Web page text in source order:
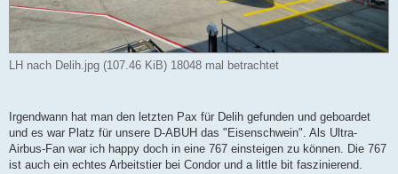
LH nach Delih.jpg (107.46 KiB) 18048 mal betrachtet
Irgendwann hat man den letzten Pax für Delih gefunden und geboardet
und es war Platz für unsere D-ABUH das "Eisenschwein". Als Ultra-
Airbus-Fan war ich happy doch in eine 767 einsteigen zu können. Die 767
ist auch ein echtes Arbeitstier bei Condor und a little bit faszinierend.